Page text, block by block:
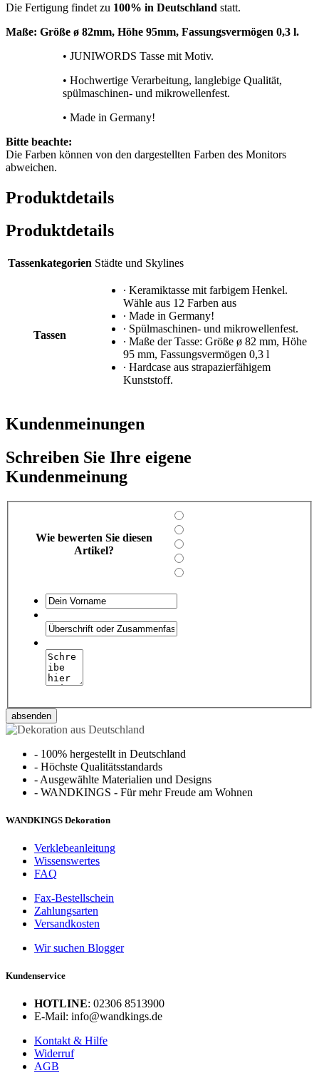
Die Fertigung findet zu 100% in Deutschland statt.
Maße: Größe ø 82mm, Höhe 95mm, Fassungsvermögen 0,3 l.
• JUNIWORDS Tasse mit Motiv.
• Hochwertige Verarbeitung, langlebige Qualität,
spülmaschinen- und mikrowellenfest.
• Made in Germany!
Bitte beachte:
Die Farben können von den dargestellten Farben des Monitors
abweichen.
Produktdetails
Produktdetails
Tassenkategorien Städte und Skylines
Tassen
∙ Keramiktasse mit farbigem Henkel.
Wähle aus 12 Farben aus
∙ Made in Germany!
∙ Spülmaschinen- und mikrowellenfest.
∙ Maße der Tasse: Größe ø 82 mm, Höhe
95 mm, Fassungsvermögen 0,3 l
∙ Hardcase aus strapazierfähigem
Kunststoff.
Kundenmeinungen
Schreiben Sie Ihre eigene
Kundenmeinung
Wie bewerten Sie diesen
Artikel?
absenden
- 100% hergestellt in Deutschland
- Höchste Qualitätsstandards
- Ausgewählte Materialien und Designs
- WANDKINGS - Für mehr Freude am Wohnen
WANDKINGS Dekoration
Verklebeanleitung
Wissenswertes
FAQ
Fax-Bestellschein
Zahlungsarten
Versandkosten
Wir suchen Blogger
Kundenservice
HOTLINE: 02306 8513900
E-Mail: info@wandkings.de
Kontakt & Hilfe
Widerruf
AGB